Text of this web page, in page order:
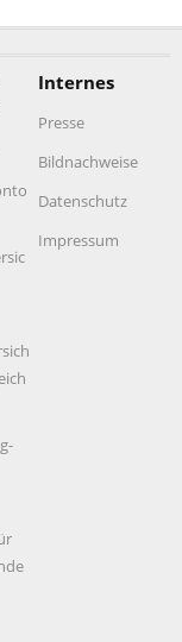
Internes
Presse
Bildnachweise
Datenschutz
Impressum